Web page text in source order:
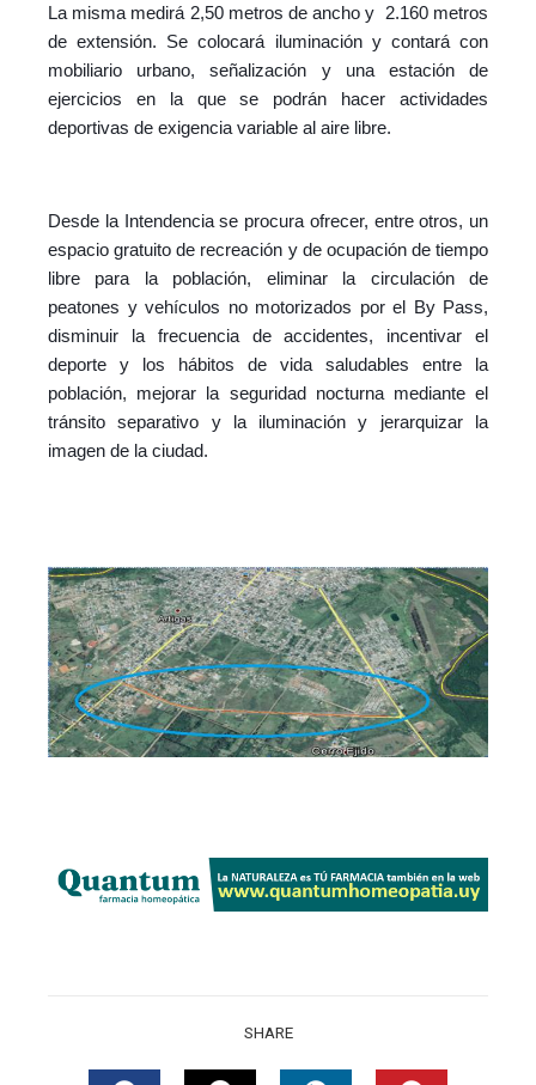
La misma medirá 2,50 metros de ancho y 2.160 metros
de extensión. Se colocará iluminación y contará con
mobiliario urbano, señalización y una estación de
ejercicios en la que se podrán hacer actividades
deportivas de exigencia variable al aire libre.
Desde la Intendencia se procura ofrecer, entre otros, un
espacio gratuito de recreación y de ocupación de tiempo
libre para la población, eliminar la circulación de
peatones y vehículos no motorizados por el By Pass,
disminuir la frecuencia de accidentes, incentivar el
deporte y los hábitos de vida saludables entre la
población, mejorar la seguridad nocturna mediante el
tránsito separativo y la iluminación y jerarquizar la
imagen de la ciudad.
SHARE